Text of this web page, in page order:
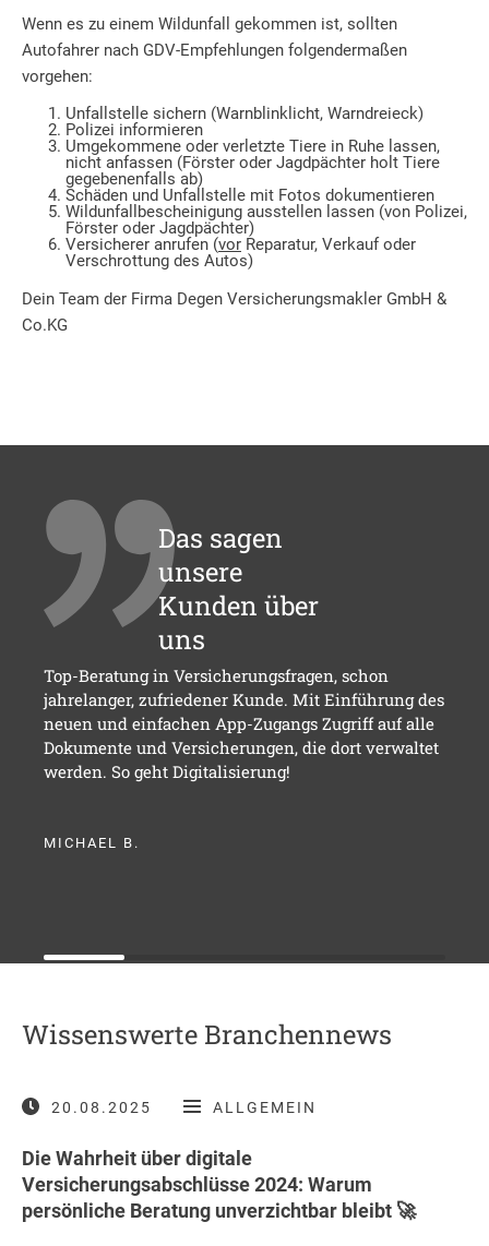
Wenn es zu einem Wildunfall gekommen ist, sollten
Autofahrer nach GDV-Empfehlungen folgendermaßen
vorgehen:
Unfallstelle sichern (Warnblinklicht, Warndreieck)
Polizei informieren
Umgekommene oder verletzte Tiere in Ruhe lassen,
nicht anfassen (Förster oder Jagdpächter holt Tiere
gegebenenfalls ab)
Schäden und Unfallstelle mit Fotos dokumentieren
Wildunfallbescheinigung ausstellen lassen (von Polizei,
Förster oder Jagdpächter)
Versicherer anrufen (vor Reparatur, Verkauf oder
Verschrottung des Autos)
Dein Team der Firma Degen Versicherungsmakler GmbH &
Co.KG
Das sagen
unsere
Kunden über
uns
Top-Beratung in Versicherungsfragen, schon
jahrelanger, zufriedener Kunde. Mit Einführung des
neuen und einfachen App-Zugangs Zugriff auf alle
Dokumente und Versicherungen, die dort verwaltet
werden. So geht Digitalisierung!
MICHAEL B.
Wissenswerte Branchennews
20.08.2025 ALLGEMEIN
Die Wahrheit über digitale
Versicherungsabschlüsse 2024: Warum
persönliche Beratung unverzichtbar bleibt 🚀